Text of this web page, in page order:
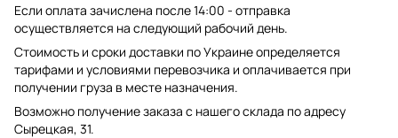
Если оплата зачислена после 14:00 - отправка
осуществляется на следующий рабочий день.
Стоимость и сроки доставки по Украине определяется
тарифами и условиями перевозчика и оплачивается при
получении груза в месте назначения.
Возможно получение заказа с нашего склада по адресу
Сырецкая, 31.